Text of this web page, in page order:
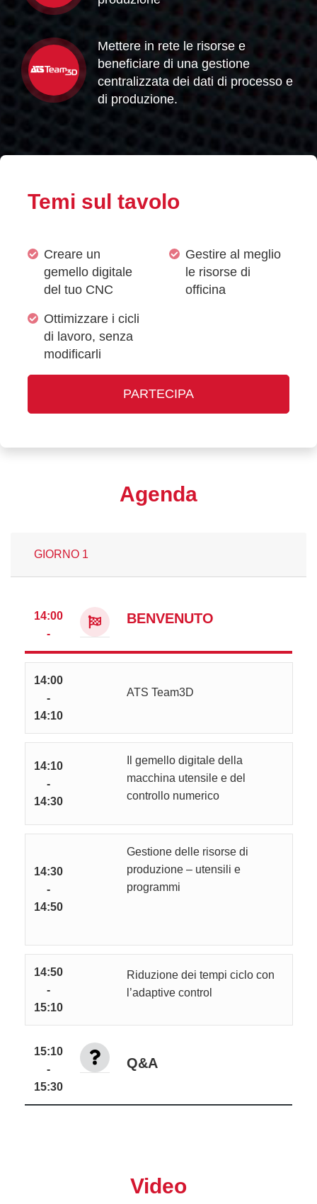
Mettere in rete le risorse e
beneficiare di una gestione
centralizzata dei dati di processo e
di produzione.
Temi sul tavolo
PARTECIPA
Creare un
gemello digitale
del tuo CNC
Gestire al meglio
le risorse di
officina
Ottimizzare i cicli
di lavoro, senza
modificarli
Agenda
GIORNO 1
14:00
-
BENVENUTO
14:00
-
14:10
ATS Team3D
14:10
-
14:30
Il gemello digitale della
macchina utensile e del
controllo numerico
14:30
-
14:50
Gestione delle risorse di
produzione – utensili e
programmi
14:50
-
15:10
Riduzione dei tempi ciclo con
l’adaptive control
15:10
-
15:30
Q&A
Video